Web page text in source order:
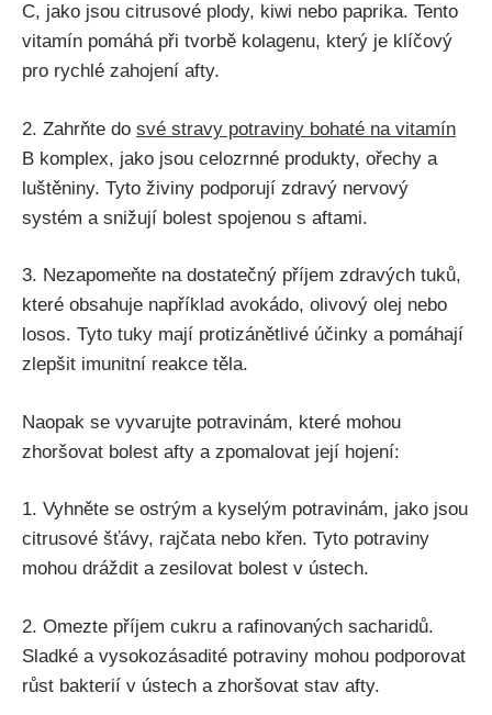
C, jako jsou citrusové plody, kiwi nebo paprika.‍ Tento
vitamín pomáhá při ‌tvorbě kolagenu, který​ je klíčový
pro rychlé zahojení afty.
2. Zahrňte do své ​stravy potraviny bohaté na vitamín
B komplex, jako jsou celozrnné⁢ produkty, ořechy⁤ a
luštěniny. Tyto živiny podporují⁤ zdravý nervový
systém a snižují ‌bolest spojenou⁣ s aftami.
3. Nezapomeňte na ​dostatečný příjem zdravých tuků,
⁢které obsahuje​ například avokádo, olivový olej nebo
losos. Tyto tuky mají protizánětlivé účinky⁢ a pomáhají
zlepšit imunitní reakce těla.
Naopak se vyvarujte potravinám, které mohou
zhoršovat bolest afty a zpomalovat její hojení:
1. Vyhněte se ostrým a kyselým potravinám, jako jsou
citrusové šťávy, rajčata nebo křen. Tyto potraviny
mohou dráždit a zesilovat bolest v ústech.
2. Omezte příjem cukru a rafinovaných sacharidů.
Sladké a vysokozásadité potraviny mohou podporovat
růst bakterií v⁤ ústech a zhoršovat stav afty.